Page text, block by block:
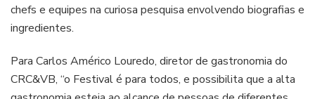
chefs e equipes na curiosa pesquisa envolvendo biografias e
ingredientes.
Para Carlos Américo Louredo, diretor de gastronomia do
CRC&VB, “o Festival é para todos, e possibilita que a alta